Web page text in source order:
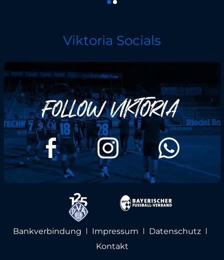
Viktoria Socials
Bankverbindung Impressum
Datenschutz
Kontakt